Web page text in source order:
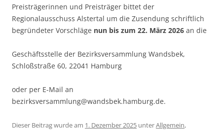
Preisträgerinnen und Preisträger bittet der
Regionalausschuss Alstertal um die Zusendung schriftlich
begründeter Vorschläge nun bis zum 22. März 2026 an die
Geschäftsstelle der Bezirksversammlung Wandsbek,
Schloßstraße 60, 22041 Hamburg
oder per E-Mail an
bezirksversammlung@wandsbek.hamburg.de.
Dieser Beitrag wurde am 1. Dezember 2025 unterAllgemein,